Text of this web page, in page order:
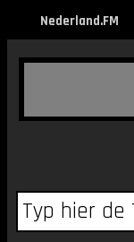
Nederland.FM